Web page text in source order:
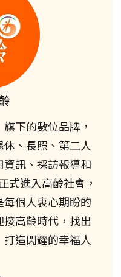
下的數位品牌，
、長照、第二人
訊、採訪報導和
式進入高齡社會，
個人衷心期盼的
高齡時代，找出
造閃耀的幸福人